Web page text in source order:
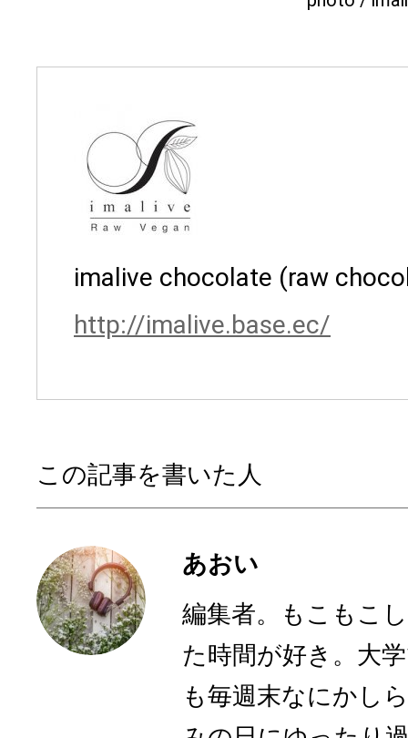
imalive chocolate (raw
http://imalive.base.ec/
この記事を書いた人
あおい
編集者。もこもこ
た時間が好き。大
も毎週末なにかし